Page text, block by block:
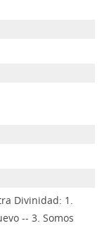
Divinidad: 1.
-- 3. Somos